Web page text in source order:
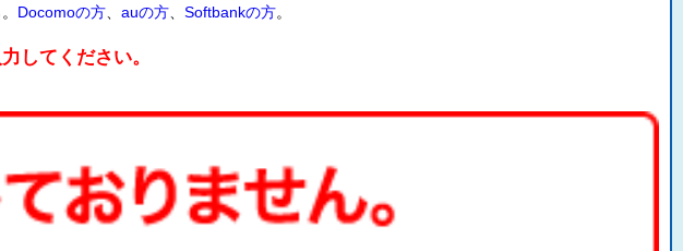
Docomoの方、 auの方、 Softbankの方。
してください。